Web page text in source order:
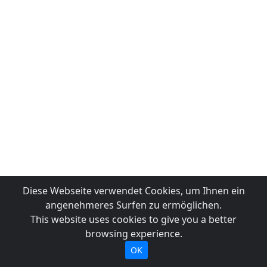
Diese Webseite verwendet Cookies, um Ihnen ein
angenehmeres Surfen zu ermöglichen.
This website uses cookies to give you a better
browsing experience.
OK